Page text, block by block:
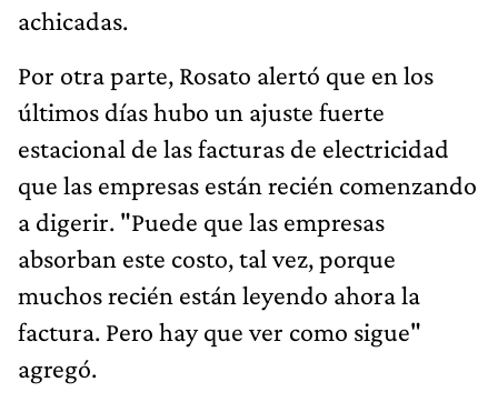
achicadas.
Por otra parte, Rosato alertó que en los
últimos días hubo un ajuste fuerte
estacional de las facturas de electricidad
que las empresas están recién comenzando
a digerir. "Puede que las empresas
absorban este costo, tal vez, porque
muchos recién están leyendo ahora la
factura. Pero hay que ver como sigue"
agregó.